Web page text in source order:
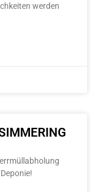
werden